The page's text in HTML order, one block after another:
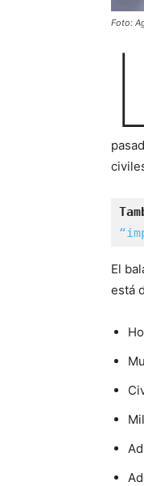
Foto:
El
está